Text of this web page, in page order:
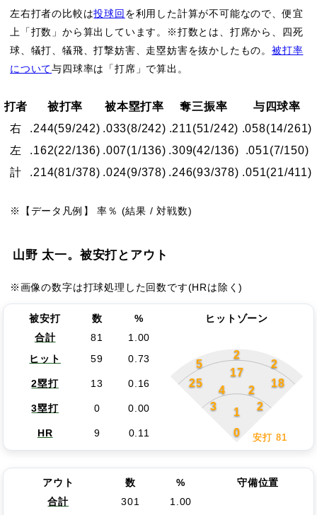
左右打者の比較は投球回 を利用した計算が不可能なので、便宜
上「打数」から算出しています。※打数とは、打席から、四死
球、犠打、犠飛、打撃妨害、走塁妨害を抜かしたもの。被打率
について与四球率は「打席」で算出。
打者 被打率 被本塁打率 奪三振率
与四球率
右
.244(59/242) .033(8/242) .211(51/242) .058(14/261)
左
.162(22/136) .007(1/136) .309(42/136) .051(7/150)
計
.214(81/378) .024(9/378) .246(93/378) .051(21/411)
※【データ凡例】 率％ (結果 / 対戦数)
山野 太一。被安打とアウト
※画像の数字は打球処理した回数です(HRは除く)
被安打 数 %
ヒットゾーン
合計
81
1.00
ヒット
59 0.73 5
2
2
25
17
18
4
2
3
2
1
0
安打 81
2塁打 13 0.16
3塁打 0 0.00
HR 9 0.11
アウト 数 %
守備位置
合計
301
1.00